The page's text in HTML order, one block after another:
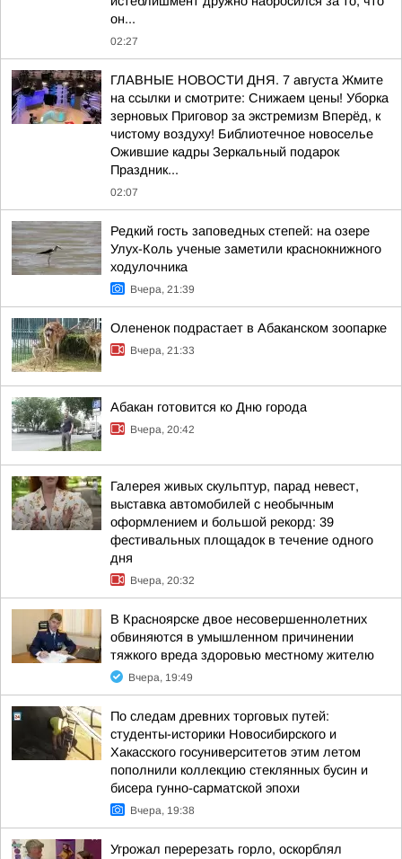
он...
02:27
ГЛАВНЫЕ НОВОСТИ ДНЯ. 7 августа Жмите
на ссылки и смотрите: Снижаем цены! Уборка
зерновых Приговор за экстремизм Вперёд, к
чистому воздуху! Библиотечное новоселье
Ожившие кадры Зеркальный подарок
Праздник...
02:07
Редкий гость заповедных степей: на озере
Улух-Коль ученые заметили краснокнижного
ходулочника
Вчера, 21:39
Олененок подрастает в Абаканском зоопарке
Вчера, 21:33
Абакан готовится ко Дню города
Вчера, 20:42
Галерея живых скульптур, парад невест,
выставка автомобилей с необычным
оформлением и большой рекорд: 39
фестивальных площадок в течение одного
дня
Вчера, 20:32
В Красноярске двое несовершеннолетних
обвиняются в умышленном причинении
тяжкого вреда здоровью местному жителю
Вчера, 19:49
По следам древних торговых путей:
студенты-историки Новосибирского и
Хакасского госуниверситетов этим летом
пополнили коллекцию стеклянных бусин и
бисера гунно-сарматской эпохи
Вчера, 19:38
Угрожал перерезать горло, оскорблял